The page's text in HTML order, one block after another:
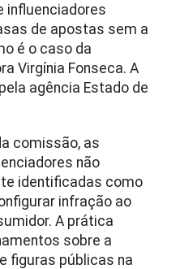
influenciadores
de apostas sem a
é o caso da
Virgínia Fonseca. A
agência Estado de
comissão, as
não
identificadas como
infração ao
A prática
sobre a
figuras públicas na